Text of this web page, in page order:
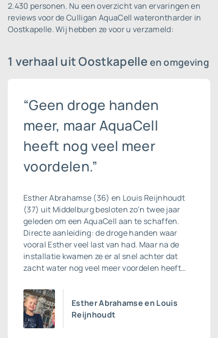
2.430 personen. Nu een overzicht van ervaringen en
reviews voor de Culligan AquaCell waterontharder in
Oostkapelle. Wij hebben ze voor u verzameld:
1 verhaal uit Oostkapelleen omgeving
“Geen droge handen
meer, maar AquaCell
heeft nog veel meer
voordelen.”
Esther Abrahamse (36) en Louis Reijnhoudt
(37) uit Middelburg besloten zo’n twee jaar
geleden om een AquaCell aan te schaffen.
Directe aanleiding: de droge handen waar
vooral Esther veel last van had. Maar na de
installatie kwamen ze er al snel achter dat
zacht water nog veel meer voordelen heeft…
Esther Abrahamse en Louis
Reijnhoudt